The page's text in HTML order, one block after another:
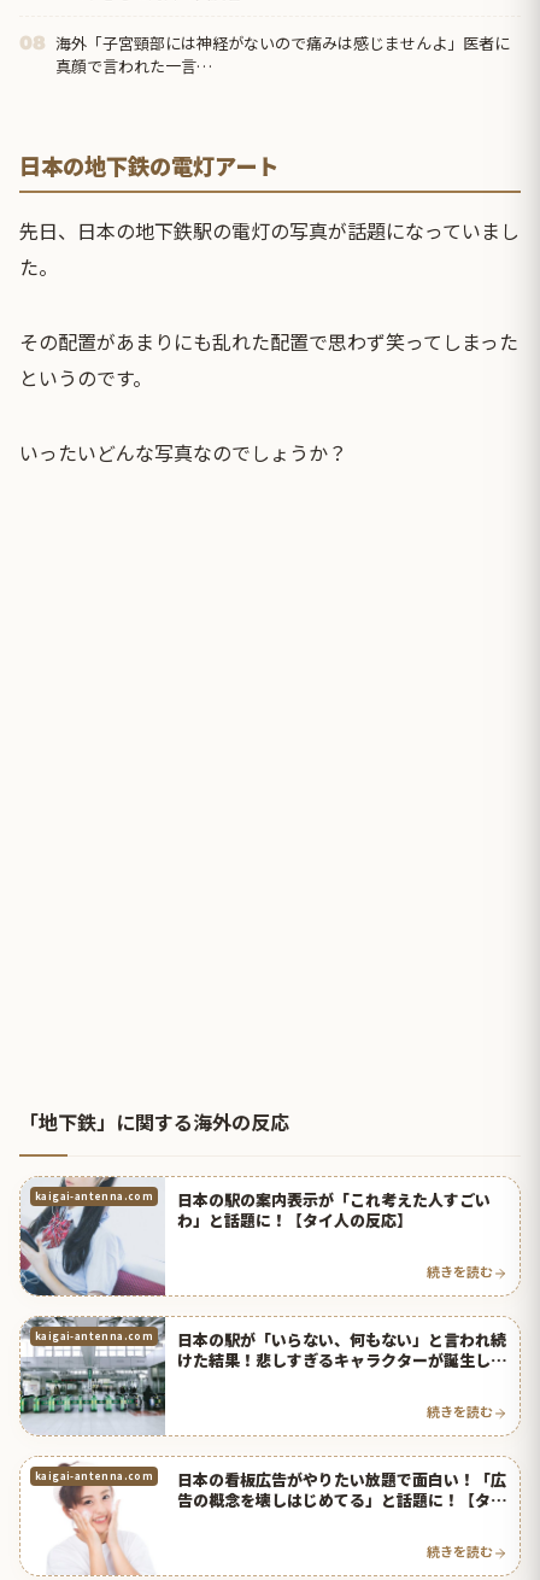
08 海外「子宮頸部には神経がないので痛みは感じませんよ」医者に
真顔で言われた一言…
日本の地下鉄の電灯アート
先日、日本の地下鉄駅の電灯の写真が話題になっていまし
た。
その配置があまりにも乱れた配置で思わず笑ってしまった
というのです。
いったいどんな写真なのでしょうか？
「地下鉄」に関する海外の反応
kaigai-antenna.com
日本の駅の案内表示が「これ考えた人すごい
わ」と話題に！【タイ人の反応】
続きを読む
kaigai-antenna.com
日本の駅が「いらない、何もない」と言われ続
けた結果！悲しすぎるキャラクターが誕生して
続きを読む
kaigai-antenna.com
日本の看板広告がやりたい放題で面白い！「広
告の概念を壊しはじめてる」と話題に！【タイ
続きを読む